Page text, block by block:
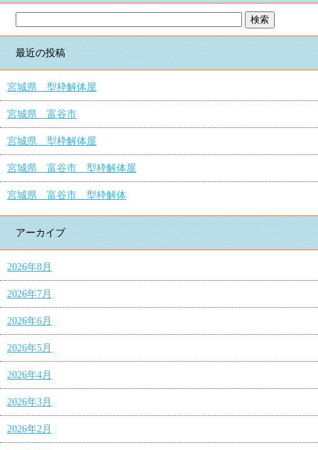
最近の投稿
宮城県 型枠解体屋
宮城県 富谷市
宮城県 型枠解体屋
宮城県 富谷市 型枠解体屋
宮城県 富谷市 型枠解体
アーカイブ
2026年8月
2026年7月
2026年6月
2026年5月
2026年4月
2026年3月
2026年2月